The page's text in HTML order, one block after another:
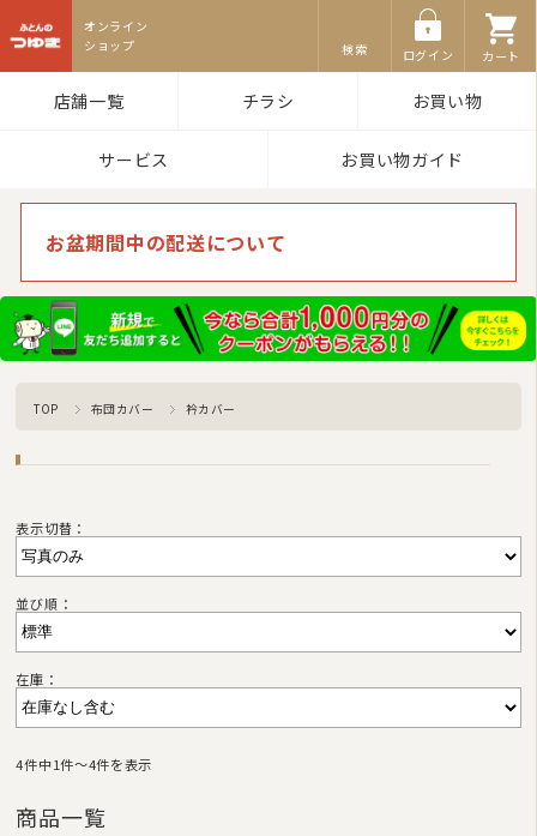
検索 ログイン カート
店舗一覧 チラシ お買い物
サービス お買い物ガイド
お盆期間中の配送について
TOP 布団カバー 衿カバー
表示切替：
並び順：
在庫：
4件中1件〜4件を表示
商品一覧